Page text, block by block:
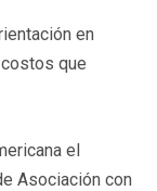
en
que
el
Asociación con